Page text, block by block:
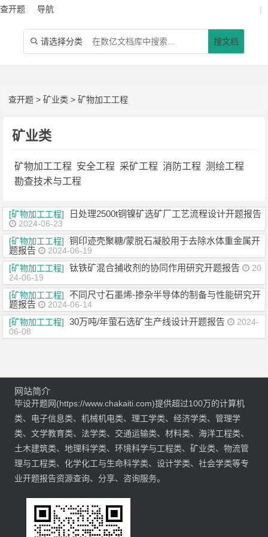
查开题 导航 |
 请选择分类 搜文档
查开题 >矿业类 >矿物加工工程
矿业类
矿物加工工程 安全工程 采矿工程 消防工程 测绘工程
勘查技术与工程
[矿物加工工程] 日处理2500t铜镍矿选矿厂工艺流程设计开题报告
2024-06-23
[矿物加工工程]
铜印迹壳聚糖/蒙脱石凝胶用于去除水体重金属开
题报告
2024-06-19
[矿物加工工程]
钛铁矿混合捕收剂的协同作用研究开题报告
20
24-06-19
[矿物加工工程]
不同尺寸石墨烯-掺杂半导体的制备与性能研究开
题报告
2024-06-14
[矿物加工工程]
30万吨/年萤石选矿生产线设计开题报告
2024-
06-08
网站简介
毕设开题网(https://www.chakaiti.com)提供超过100万的计算机
类、电子信息类、机械机电类、理工学类、经济学类、管理学
类、文学教育类、法学类、交通运输类、材料类、海洋工程类、
土木建筑类、地理科学类、环境科学与工程类、矿业类、物流管
理与工程类、化学化工与生命科学类、设计学类、社会学类等专
业开题报告资源查询、分享、咨询服务。